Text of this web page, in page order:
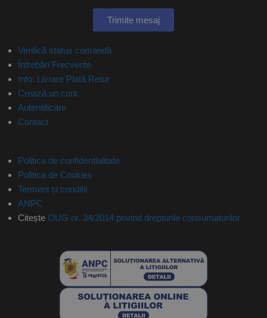
Trimite mesaj
Verifică status comandă
Întrebări Frecvente
Info: Livrare Plată Retur
Crează un cont
Autentificare
Contact
Politica de confidențialitate
Politica de Cookies
Termeni și condiții
ANPC
Citește OUG nr. 34/2014 privind drepturile consumatorilor